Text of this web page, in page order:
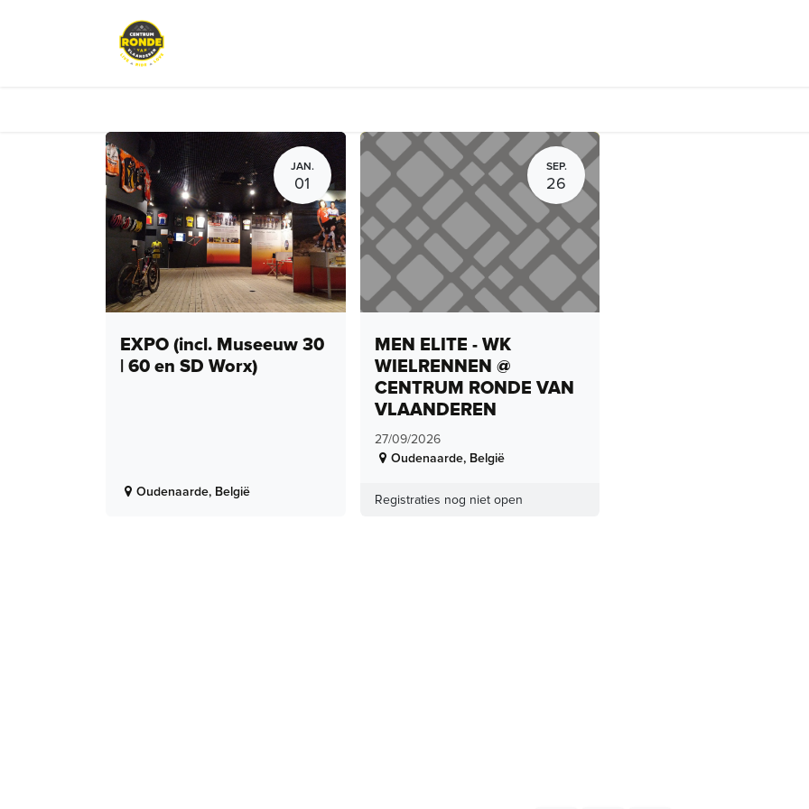
JAN.
01
EXPO (incl. Museeuw 30
| 60 en SD Worx)
Oudenaarde, België
SEP.
26
MEN ELITE - WK
WIELRENNEN @
CENTRUM RONDE VAN
VLAANDEREN
27/09/2026
Oudenaarde, België
Registraties nog niet open